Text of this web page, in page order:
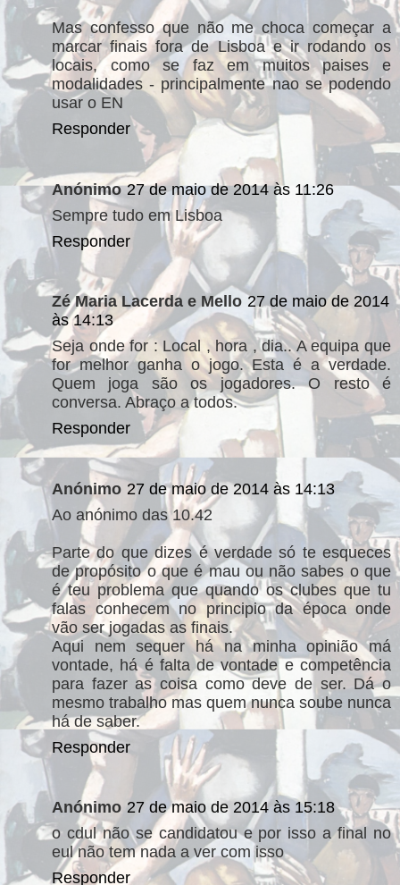
Mas confesso que não me choca começar a
marcar finais fora de Lisboa e ir rodando os
locais, como se faz em muitos paises e
modalidades - principalmente nao se podendo
usar o EN
Responder
Anónimo 27 de maio de 2014 às 11:26
Sempre tudo em Lisboa
Responder
Zé Maria Lacerda e Mello 27 de maio de 2014
às 14:13
Seja onde for : Local , hora , dia.. A equipa que
for melhor ganha o jogo. Esta é a verdade.
Quem joga são os jogadores. O resto é
conversa. Abraço a todos.
Responder
Anónimo 27 de maio de 2014 às 14:13
Ao anónimo das 10.42
Parte do que dizes é verdade só te esqueces
de propósito o que é mau ou não sabes o que
é teu problema que quando os clubes que tu
falas conhecem no principio da época onde
vão ser jogadas as finais.
Aqui nem sequer há na minha opinião má
vontade, há é falta de vontade e competência
para fazer as coisa como deve de ser. Dá o
mesmo trabalho mas quem nunca soube nunca
há de saber.
Responder
Anónimo 27 de maio de 2014 às 15:18
o cdul não se candidatou e por isso a final no
eul não tem nada a ver com isso
Responder